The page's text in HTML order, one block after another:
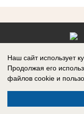
Реклама на
Контакты
Наш сайт использует
Продолжая его
файлов cookie и